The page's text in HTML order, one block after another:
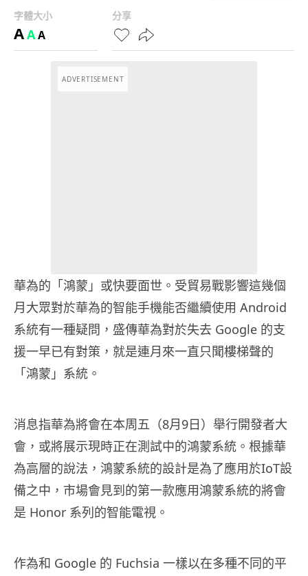
字體大小
AAA
分享
ADVERTISEMENT
華為的「鴻蒙」或快要面世。受貿易戰影響這幾個
月大眾對於華為的智能手機能否繼續使用 Android
系統有一種疑問，盛傳華為對於失去 Google 的支
援一早已有對策，就是連月來一直只聞樓梯聲的
「鴻蒙」系統。
消息指華為將會在本周五（8月9日）舉行開發者大
會，或將展示現時正在測試中的鴻蒙系統。根據華
為高層的說法，鴻蒙系統的設計是為了應用於IoT設
備之中，市場會見到的第一款應用鴻蒙系統的將會
是 Honor 系列的智能電視。
作為和 Google 的 Fuchsia 一樣以在多種不同的平